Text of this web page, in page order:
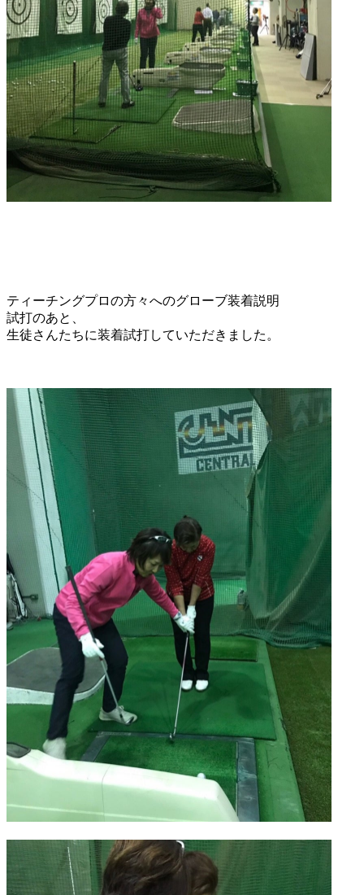
ティーチングプロの方々へのグローブ装着説明
試打のあと、
生徒さんたちに装着試打していただきました。